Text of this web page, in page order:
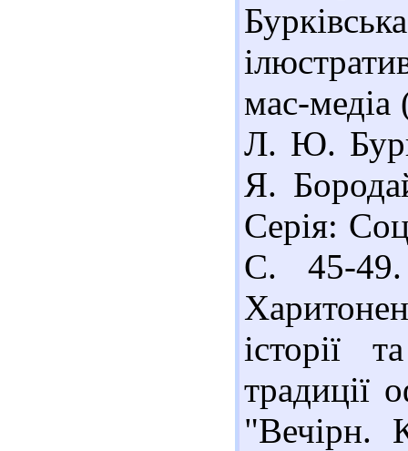
мас-медіа
Л. Ю.
Я.
Серія:
С. 45-
історії
традиції
"Вечірн.